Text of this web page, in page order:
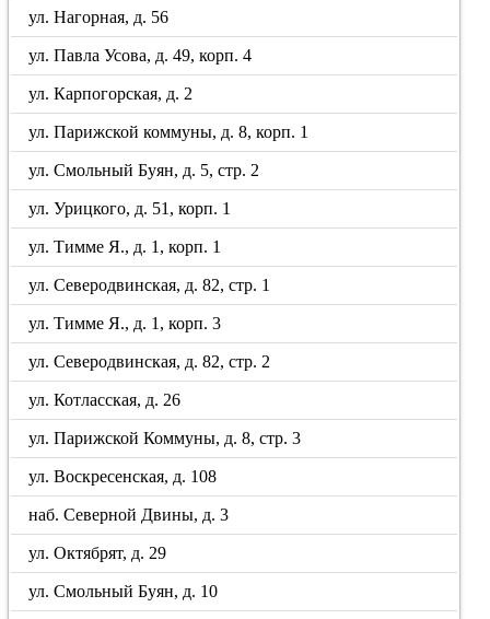
ул. Нагорная, д. 56
ул. Павла Усова, д. 49, корп. 4
ул. Карпогорская, д. 2
ул. Парижской коммуны, д. 8, корп. 1
ул. Смольный Буян, д. 5, стр. 2
ул. Урицкого, д. 51, корп. 1
ул. Тимме Я., д. 1, корп. 1
ул. Северодвинская, д. 82, стр. 1
ул. Тимме Я., д. 1, корп. 3
ул. Северодвинская, д. 82, стр. 2
ул. Котласская, д. 26
ул. Парижской Коммуны, д. 8, стр. 3
ул. Воскресенская, д. 108
наб. Северной Двины, д. 3
ул. Октябрят, д. 29
ул. Смольный Буян, д. 10